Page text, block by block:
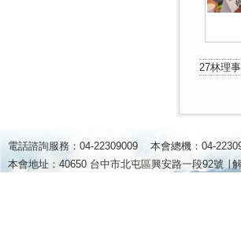
27林理
電話諮詢服務：04-22309009 本會總機：04-
本會地址：40650 台中市北屯區興安路一段92號 ∣